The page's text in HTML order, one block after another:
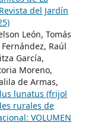
Revista del Jardín
León, Tomás
Raúl
García,
Moreno,
de Armas,
lunatus (frijol
rurales de
VOLUMEN